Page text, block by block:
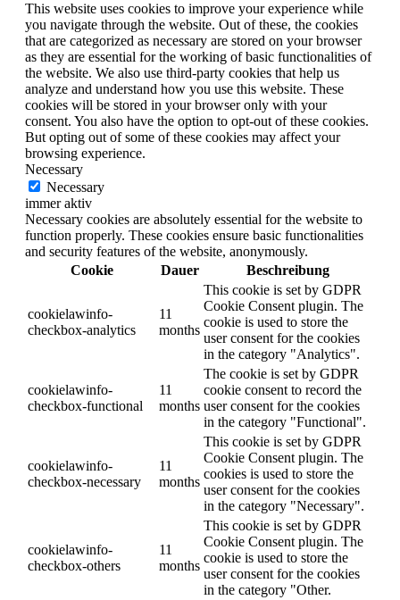
This website uses cookies to improve your experience while
you navigate through the website. Out of these, the cookies
that are categorized as necessary are stored on your browser
as they are essential for the working of basic functionalities of
the website. We also use third-party cookies that help us
analyze and understand how you use this website. These
cookies will be stored in your browser only with your
consent. You also have the option to opt-out of these cookies.
But opting out of some of these cookies may affect your
browsing experience.
Necessary
Necessary
immer aktiv
Necessary cookies are absolutely essential for the website to
function properly. These cookies ensure basic functionalities
and security features of the website, anonymously.
Cookie
Dauer Beschreibung
cookielawinfo-
checkbox-analytics
11
months
This cookie is set by GDPR
Cookie Consent plugin. The
cookie is used to store the
user consent for the cookies
in the category "Analytics".
cookielawinfo-
checkbox-functional
11
months
The cookie is set by GDPR
cookie consent to record the
user consent for the cookies
in the category "Functional".
cookielawinfo-
checkbox-necessary
11
months
This cookie is set by GDPR
Cookie Consent plugin. The
cookies is used to store the
user consent for the cookies
in the category "Necessary".
cookielawinfo-
checkbox-others
11
months
This cookie is set by GDPR
Cookie Consent plugin. The
cookie is used to store the
user consent for the cookies
in the category "Other.